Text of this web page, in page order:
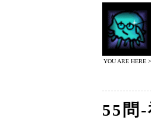
YOU ARE HERE >
55問